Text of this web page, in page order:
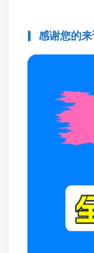
感谢您的